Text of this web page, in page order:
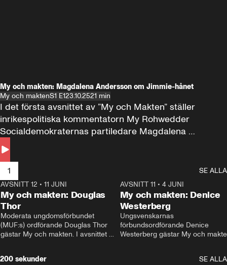
My och makten: Magdalena Andersson om Jimmie-hånet
My och maktenS1 E123.10.2521 min
I det första avsnittet av ”My och Makten” ställer
inrikespolitiska kommentatorn My Rohwedder
Socialdemokraternas partiledare Magdalena
Andersson till svars.
1
SE ALLA
AVSNITT 12 • 11 JUNI
My och makten: Douglas
Thor
Moderata ungdomsförbundet
(MUF:s) ordförande Douglas Thor
gästar My och makten. I avsnittet
valet i höst.
AVSNITT 11 • 4 JUNI
My och makten: Denice
Westerberg
Ungsvenskarnas
förbundsordförande Denice
Westerberg gästar My och
200 sekunder SE ALLA